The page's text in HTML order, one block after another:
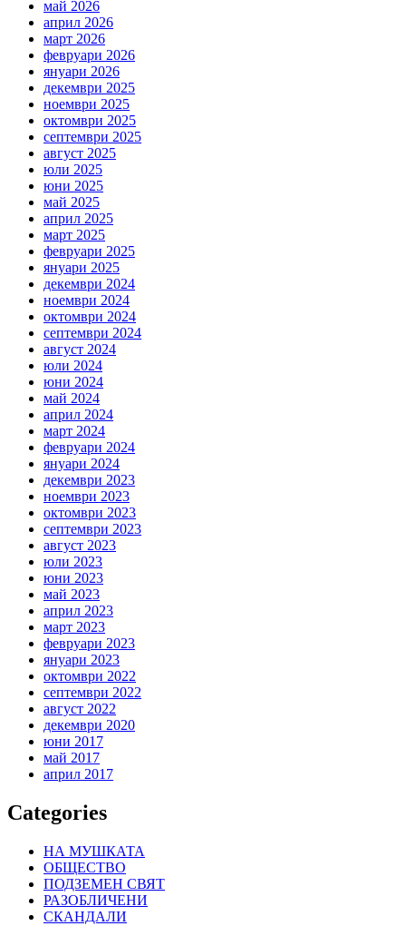
май 2026
април 2026
март 2026
февруари 2026
януари 2026
декември 2025
ноември 2025
октомври 2025
септември 2025
август 2025
юли 2025
юни 2025
май 2025
април 2025
март 2025
февруари 2025
януари 2025
декември 2024
ноември 2024
октомври 2024
септември 2024
август 2024
юли 2024
юни 2024
май 2024
април 2024
март 2024
февруари 2024
януари 2024
декември 2023
ноември 2023
октомври 2023
септември 2023
август 2023
юли 2023
юни 2023
май 2023
април 2023
март 2023
февруари 2023
януари 2023
октомври 2022
септември 2022
август 2022
декември 2020
юни 2017
май 2017
април 2017
Categories
НА МУШКАТА
ОБЩЕСТВО
ПОДЗЕМЕН СВЯТ
РАЗОБЛИЧЕНИ
СКАНДАЛИ